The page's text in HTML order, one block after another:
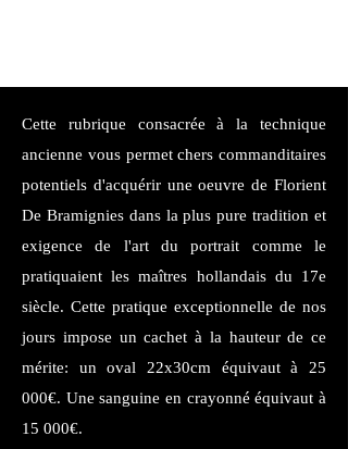
Cette rubrique consacrée à la technique
ancienne vous permet chers commanditaires
potentiels d'acquérir une oeuvre de Florient
De Bramignies dans la plus pure tradition et
exigence de l'art du portrait comme le
pratiquaient les maîtres hollandais du 17e
siècle. Cette pratique exceptionnelle de nos
jours impose un cachet à la hauteur de ce
mérite: un oval 22x30cm équivaut à 25
000€. Une sanguine en crayonné équivaut à
15 000€.